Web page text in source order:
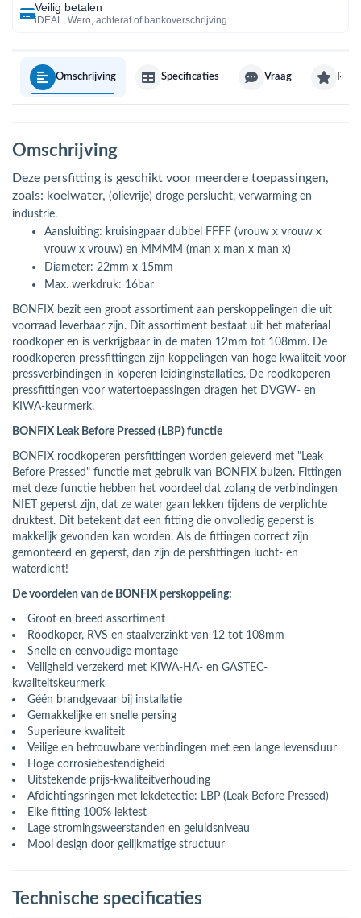
Veilig betalen
iDEAL, Wero, achteraf of bankoverschrijving
Omschrijving Specificaties Vraag
Omschrijving
Deze persfitting is geschikt voor meerdere toepassingen,
zoals: koelwater, (olievrije) droge perslucht, verwarming en
industrie.
Aansluiting: kruisingpaar dubbel FFFF (vrouw x vrouw x
vrouw x vrouw) en MMMM (man x man x man x)
Diameter: 22mm x 15mm
Max. werkdruk: 16bar
BONFIX bezit een groot assortiment aan perskoppelingen die uit
voorraad leverbaar zijn. Dit assortiment bestaat uit het materiaal
roodkoper en is verkrijgbaar in de maten 12mm tot 108mm. De
roodkoperen pressfittingen zijn koppelingen van hoge kwaliteit voor
pressverbindingen in koperen leidinginstallaties. De roodkoperen
pressfittingen voor watertoepassingen dragen het DVGW- en
KIWA-keurmerk.
BONFIX Leak Before Pressed (LBP) functie
BONFIX roodkoperen persfittingen worden geleverd met "Leak
Before Pressed" functie met gebruik van BONFIX buizen. Fittingen
met deze functie hebben het voordeel dat zolang de verbindingen
NIET geperst zijn, dat ze water gaan lekken tijdens de verplichte
druktest. Dit betekent dat een fitting die onvolledig geperst is
makkelijk gevonden kan worden. Als de fittingen correct zijn
gemonteerd en geperst, dan zijn de persfittingen lucht- en
waterdicht!
De voordelen van de BONFIX perskoppeling:
Groot en breed assortiment
Roodkoper, RVS en staalverzinkt van 12 tot 108mm
Snelle en eenvoudige montage
Veiligheid verzekerd met KIWA-HA- en GASTEC-
kwaliteitskeurmerk
Géén brandgevaar bij installatie
Gemakkelijke en snelle persing
Superieure kwaliteit
Veilige en betrouwbare verbindingen met een lange levensduur
Hoge corrosiebestendigheid
Uitstekende prijs-kwaliteitverhouding
Afdichtingsringen met lekdetectie: LBP (Leak Before Pressed)
Elke fitting 100% lektest
Lage stromingsweerstanden en geluidsniveau
Mooi design door gelijkmatige structuur
Technische specificaties